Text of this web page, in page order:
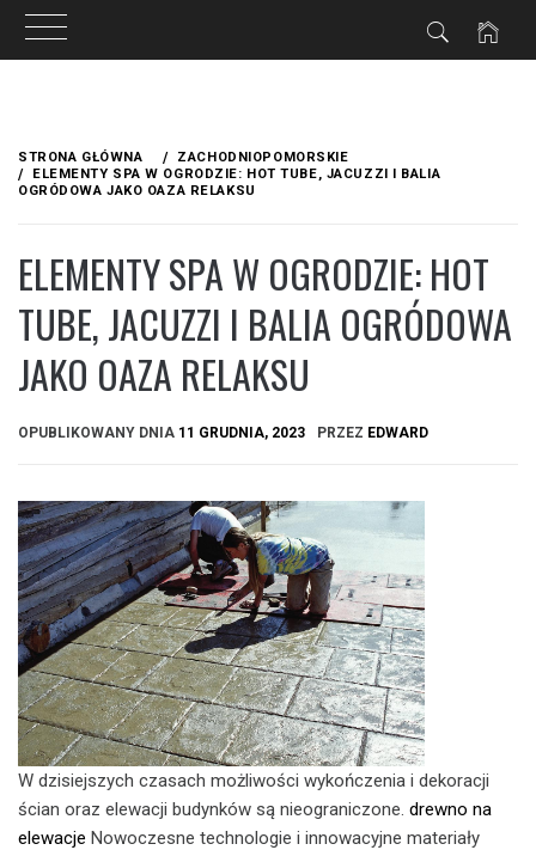
treści
STRONA GŁÓWNA
ZACHODNIOPOMORSKIE
ELEMENTY SPA W OGRODZIE: HOT TUBE, JACUZZI I BALIA
OGRÓDOWA JAKO OAZA RELAKSU
ELEMENTY SPA W OGRODZIE: HOT
TUBE, JACUZZI I BALIA OGRÓDOWA
JAKO OAZA RELAKSU
OPUBLIKOWANY DNIA 11 GRUDNIA, 2023 PRZEZ EDWARD
W dzisiejszych czasach możliwości wykończenia i dekoracji
ścian oraz elewacji budynków są nieograniczone. drewno na
elewacje Nowoczesne technologie i innowacyjne materiały